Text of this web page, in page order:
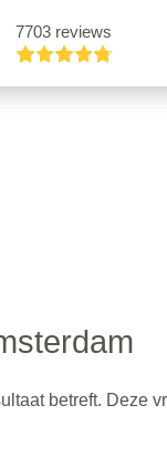
7703 reviews
betreft. Deze